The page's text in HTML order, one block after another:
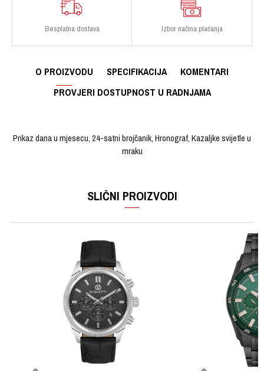
Besplatna dostava Izbor načina plaćanja
O PROIZVODU SPECIFIKACIJA
KOMENTARI
PROVJERI DOSTUPNOST U RADNJAMA
Prikaz dana u mjesecu, 24-satni brojčanik, Hronograf, Kazaljke svijetle u
mraku
Ručni sat
Tip mehanizma
SLIČNI PROIZVODI